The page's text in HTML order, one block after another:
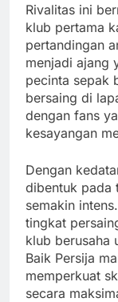
Rivalitas ini
klub pertama
pertandingan
menjadi ajang
pecinta sepak
bersaing di
dengan fans
kesayangan
Dengan
dibentuk pada
semakin
tingkat
klub berusaha
Baik Persija
memperkuat
secara